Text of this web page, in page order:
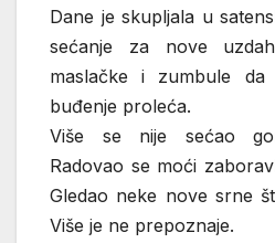
Dane je skupljala u
sećanje za nove
maslačke i zumbule
buđenje proleća.
Više se nije sećao
Radovao se moći
Gledao neke nove srne
Više je ne prepoznaje.